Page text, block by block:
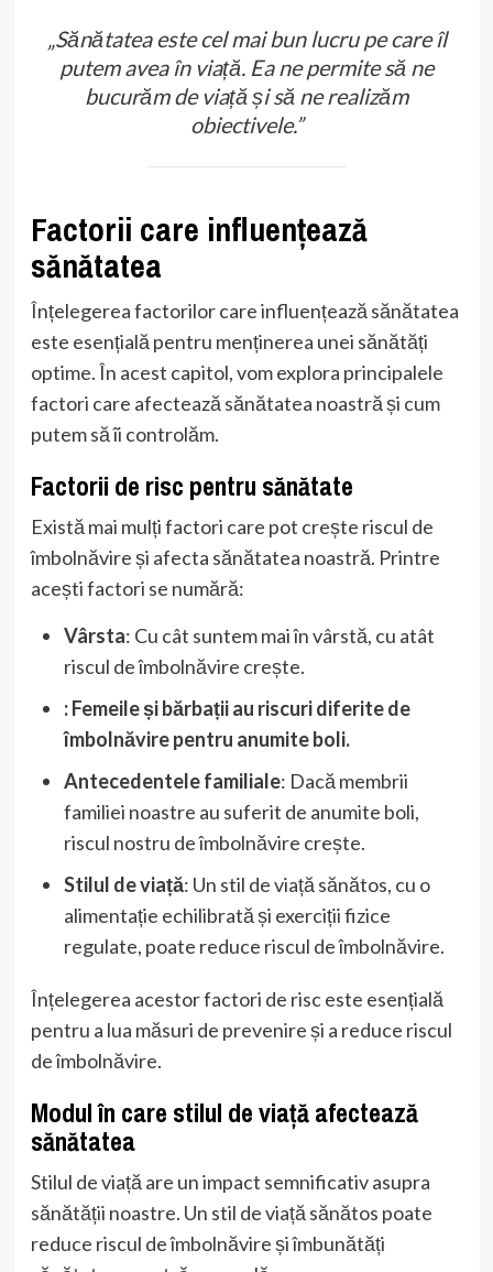
„Sănătatea este cel mai bun lucru pe care îl
putem avea în viață. Ea ne permite să ne
bucurăm de viață și să ne realizăm
obiectivele.”
Factorii care influențează
sănătatea
Înțelegerea factorilor care influențează sănătatea
este esențială pentru menținerea unei sănătăți
optime. În acest capitol, vom explora principalele
factori care afectează sănătatea noastră și cum
putem să îi controlăm.
Factorii de risc pentru sănătate
Există mai mulți factori care pot crește riscul de
îmbolnăvire și afecta sănătatea noastră. Printre
acești factori se numără:
Vârsta: Cu cât suntem mai în vârstă, cu atât
riscul de îmbolnăvire crește.
: Femeile și bărbații au riscuri diferite de
îmbolnăvire pentru anumite boli.
Antecedentele familiale: Dacă membrii
familiei noastre au suferit de anumite boli,
riscul nostru de îmbolnăvire crește.
Stilul de viață: Un stil de viață sănătos, cu o
alimentație echilibrată și exerciții fizice
regulate, poate reduce riscul de îmbolnăvire.
Înțelegerea acestor factori de risc este esențială
pentru a lua măsuri de prevenire și a reduce riscul
de îmbolnăvire.
Modul în care stilul de viață afectează
sănătatea
Stilul de viață are un impact semnificativ asupra
sănătății noastre. Un stil de viață sănătos poate
reduce riscul de îmbolnăvire și îmbunătăți